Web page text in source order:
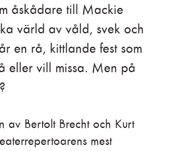
åskådare till Mackie
värld av våld, svek och
en rå, kittlande fest som
eller vill missa. Men på
av Bertolt Brecht och Kurt
mest